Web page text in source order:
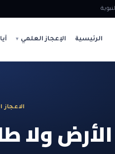
الرئيسية الإعجاز العلمي
الاعجاز
ولا